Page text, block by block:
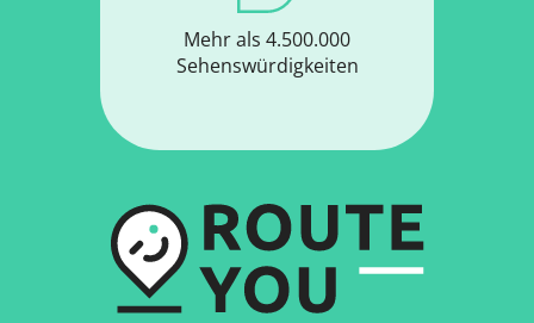
Mehr als 4.500.000
Sehenswürdigkeiten